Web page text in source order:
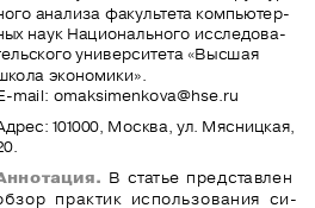
анализа факультета компьютер-
наук Национального исследова-
университета «Высшая
экономики».
- mail: omaksimenkova@hse ru
101000, Москва, ул. Мясницкая,
В статье представлен
практик  использования  си-